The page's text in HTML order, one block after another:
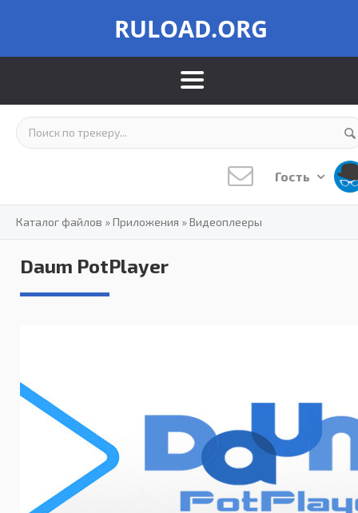
RULOAD.ORG
Гость
Каталог файлов »Приложения »Видеоплееры
Daum PotPlayer